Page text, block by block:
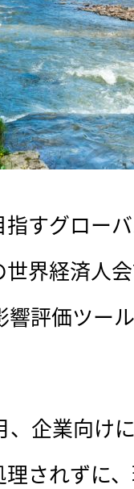
すグロー
界経済人
評価ツー
企業向け
されずに